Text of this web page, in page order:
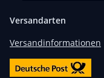
Versandarten
Versandinformationen